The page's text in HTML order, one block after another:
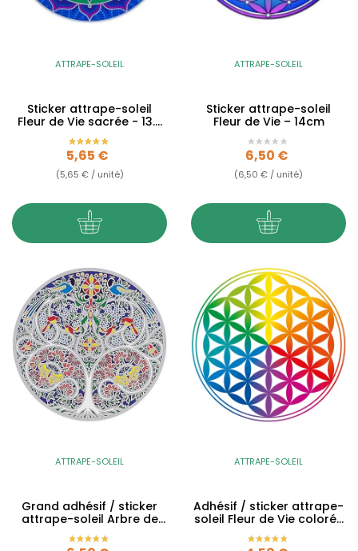
ATTRAPE-SOLEIL
Sticker attrape-soleil
Fleur de Vie sacrée - 13.5
cm
Prix
5,65 €
(5,65 € / unité)
ATTRAPE-SOLEIL
Sticker attrape-soleil
Fleur de Vie – 14cm
Prix
6,50 €
(6,50 € / unité)
ATTRAPE-SOLEIL
Grand adhésif / sticker
attrape-soleil Arbre de
Vie vitrail - 14cm
ATTRAPE-SOLEIL
Adhésif / sticker attrape-
soleil Fleur de Vie colorée
- 10.5cm